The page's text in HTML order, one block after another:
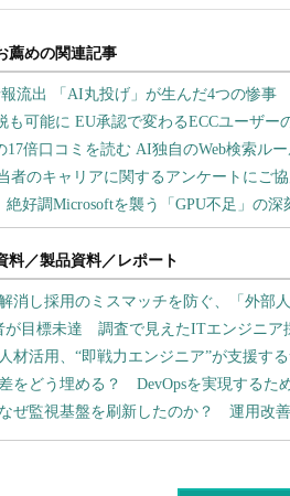
料／製品資料／レポート
消し採用のミスマッチを防ぐ、「外部
が目標未達 調査で見えたITエンジニア
材活用、“即戦力エンジニア”が支援す
をどう埋める？ DevOpsを実現するた
ぜ監視基盤を刷新したのか？ 運用改